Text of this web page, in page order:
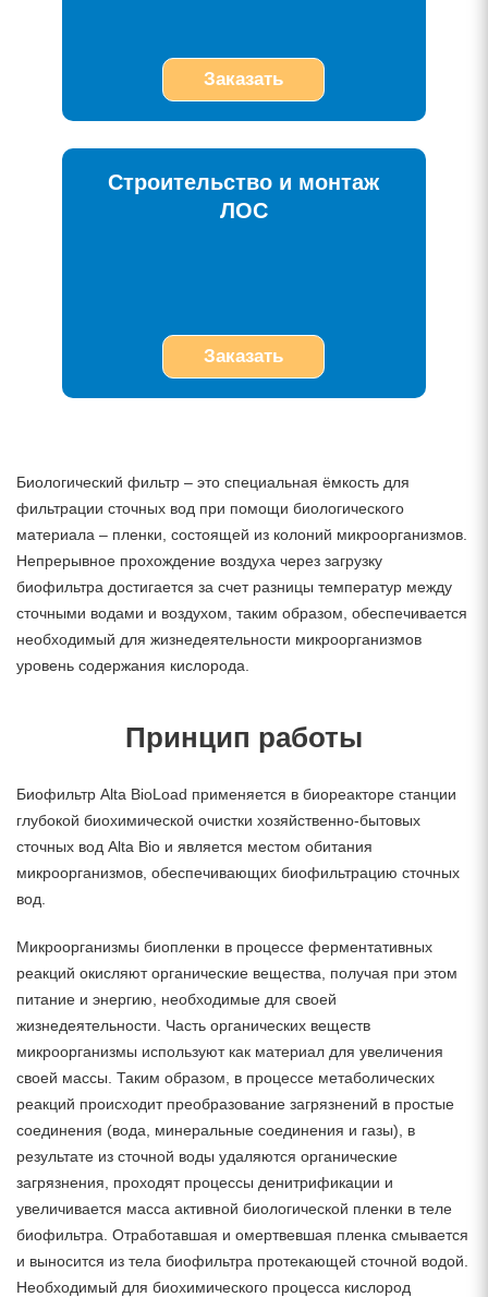
Заказать
Строительство и монтаж
ЛОС
Заказать
Биологический фильтр – это специальная ёмкость для
фильтрации сточных вод при помощи биологического
материала – пленки, состоящей из колоний микроорганизмов.
Непрерывное прохождение воздуха через загрузку
биофильтра достигается за счет разницы температур между
сточными водами и воздухом, таким образом, обеспечивается
необходимый для жизнедеятельности микроорганизмов
уровень содержания кислорода.
Принцип работы
Биофильтр Alta BioLoad применяется в биореакторе станции
глубокой биохимической очистки хозяйственно-бытовых
сточных вод Alta Bio и является местом обитания
микроорганизмов, обеспечивающих биофильтрацию сточных
вод.
Микроорганизмы биопленки в процессе ферментативных
реакций окисляют органические вещества, получая при этом
питание и энергию, необходимые для своей
жизнедеятельности. Часть органических веществ
микроорганизмы используют как материал для увеличения
своей массы. Таким образом, в процессе метаболических
реакций происходит преобразование загрязнений в простые
соединения (вода, минеральные соединения и газы), в
результате из сточной воды удаляются органические
загрязнения, проходят процессы денитрификации и
увеличивается масса активной биологической пленки в теле
биофильтра. Отработавшая и омертвевшая пленка смывается
и выносится из тела биофильтра протекающей сточной водой.
Необходимый для биохимического процесса кислород